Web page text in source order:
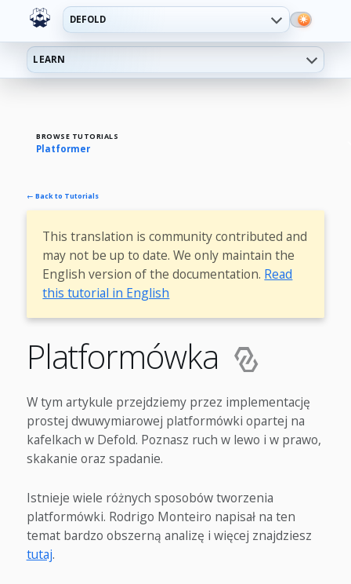
DEFOLD
LEARN
BROWSE TUTORIALS
Platformer
← Back to Tutorials
This translation is community contributed and
may not be up to date. We only maintain the
English version of the documentation. Read
this tutorial in English
Platformówka
W tym artykule przejdziemy przez implementację
prostej dwuwymiarowej platformówki opartej na
kafelkach w Defold. Poznasz ruch w lewo i w prawo,
skakanie oraz spadanie.
Istnieje wiele różnych sposobów tworzenia
platformówki. Rodrigo Monteiro napisał na ten
temat bardzo obszerną analizę i więcej znajdziesz
tutaj.